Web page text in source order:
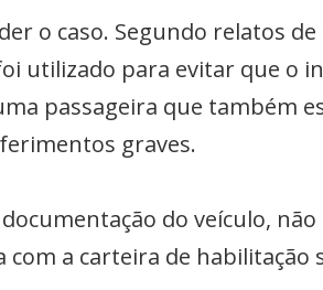
o caso. Segundo relatos
utilizado para evitar que o
passageira que também
graves.
do veículo,
a carteira de habilitação